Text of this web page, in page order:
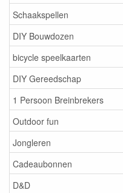
Schaakspellen
DIY Bouwdozen
bicycle speelkaarten
DIY Gereedschap
1 Persoon Breinbrekers
Outdoor fun
Jongleren
Cadeaubonnen
D&D